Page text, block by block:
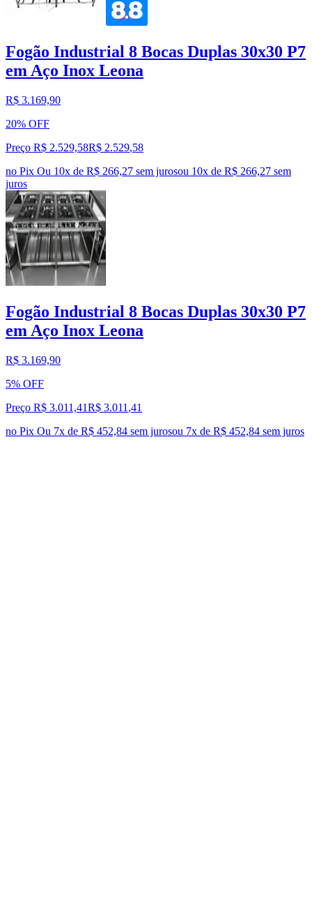
Fogão Industrial 8 Bocas Duplas 30x30 P7
em Aço Inox Leona
R$ 3.169,90
20% OFF
Preço R$ 2.529,58R$ 2.529,58
no Pix Ou 10x de R$ 266,27 sem jurosou 10x de R$ 266,27 sem
juros
Fogão Industrial 8 Bocas Duplas 30x30 P7
em Aço Inox Leona
R$ 3.169,90
5% OFF
Preço R$ 3.011,41R$ 3.011 ,41
no Pix Ou 7x de R$ 452,84 sem jurosou 7x de R$ 452,84 sem juros